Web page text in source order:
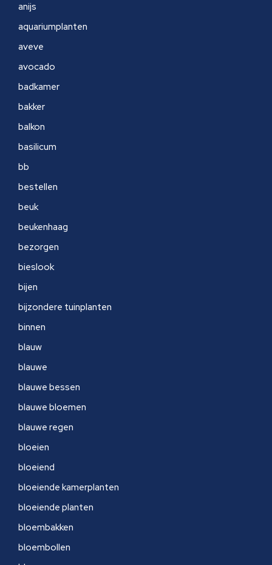
anijs
aquariumplanten
aveve
avocado
badkamer
bakker
balkon
basilicum
bb
bestellen
beuk
beukenhaag
bezorgen
bieslook
bijen
bijzondere tuinplanten
binnen
blauw
blauwe
blauwe bessen
blauwe bloemen
blauwe regen
bloeien
bloeiend
bloeiende kamerplanten
bloeiende planten
bloembakken
bloembollen